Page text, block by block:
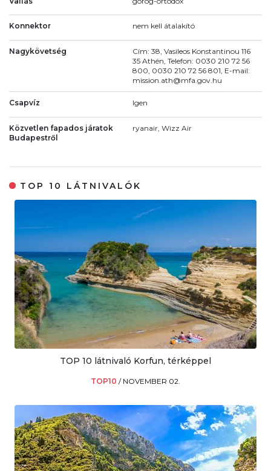
Konnektor nem kell átalakító
Nagykövetség
Cím: 38, Vasileos Konstantinou 116
35 Athén, Telefon: 0030 210 72 56
800, 0030 210 72 56 801, E-mail:
mission.ath@mfa.gov.hu
Csapvíz Igen
Közvetlen fapados járatok
Budapestről
ryanair, Wizz Air
TOP 10 LÁTNIVALÓK
TOP 10 látnivaló Korfun, térképpel
TOP10 / NOVEMBER 02.